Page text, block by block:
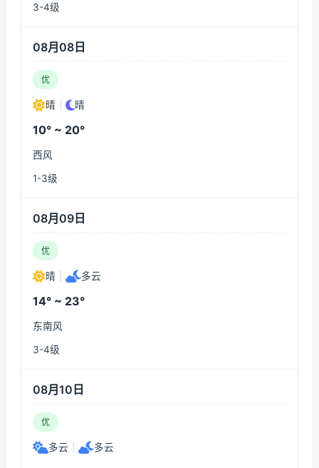
3-4级
08月08日
优
晴 晴
10° ~ 20°
西风
1-3级
08月09日
优
晴 多云
14° ~ 23°
东南风
3-4级
08月10日
优
多云 多云